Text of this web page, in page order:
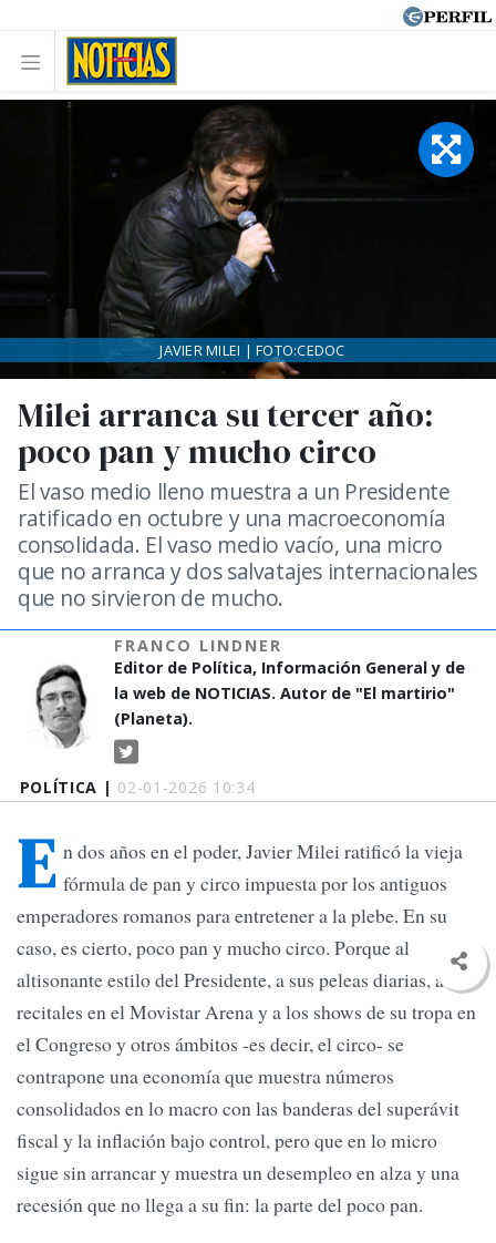
POLÍTICA | 02-01-2026 10:34
Milei arranca su tercer año:
poco pan y mucho circo
El vaso medio lleno muestra a un Presidente
ratificado en octubre y una macroeconomía
consolidada. El vaso medio vacío, una micro
que no arranca y dos salvatajes internacionales
que no sirvieron de mucho.
FRANCO LINDNER
Editor de Política, Información General y de
la web de NOTICIAS. Autor de "El martirio"
(Planeta).
JAVIER MILEI | FOTO:CEDOC
E n dos años en el poder, Javier Milei ratificó la vieja
fórmula de pan y circo impuesta por los antiguos
emperadores romanos para entretener a la plebe. En su
caso, es cierto, poco pan y mucho circo. Porque al
altisonante estilo del Presidente, a sus peleas diarias, a los
recitales en el Movistar Arena y a los shows de su tropa en
el Congreso y otros ámbitos -es decir, el circo- se
contrapone una economía que muestra números
consolidados en lo macro con las banderas del superávit
fiscal y la inflación bajo control, pero que en lo micro
sigue sin arrancar y muestra un desempleo en alza y una
recesión que no llega a su fin: la parte del poco pan.